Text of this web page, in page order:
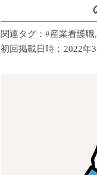
​関連タグ： #産業看護職
​初回掲載日時： 2022年